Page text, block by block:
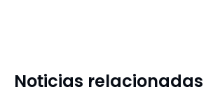
Noticias relacionadas